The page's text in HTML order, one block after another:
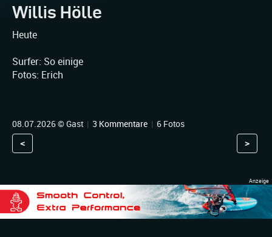
Willis Hölle
Heute
Surfer: So einige
Fotos: Erich
08.07.2026 © Gast | 3 Kommentare | 6 Fotos
< >